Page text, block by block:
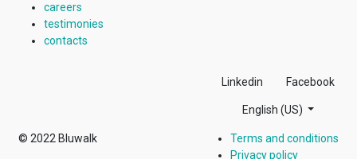
careers
testimonies
contacts
Linkedin Facebook
English (US)
© 2022 Bluwalk
Terms and conditions
Privacy policy